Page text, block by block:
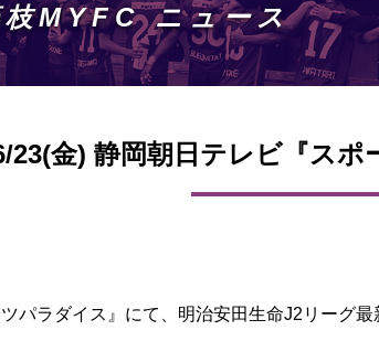
枝MYFC ニュース
23(金) 静岡朝日テレビ『スポ
パラダイス』にて、明治安田生命J2リーグ